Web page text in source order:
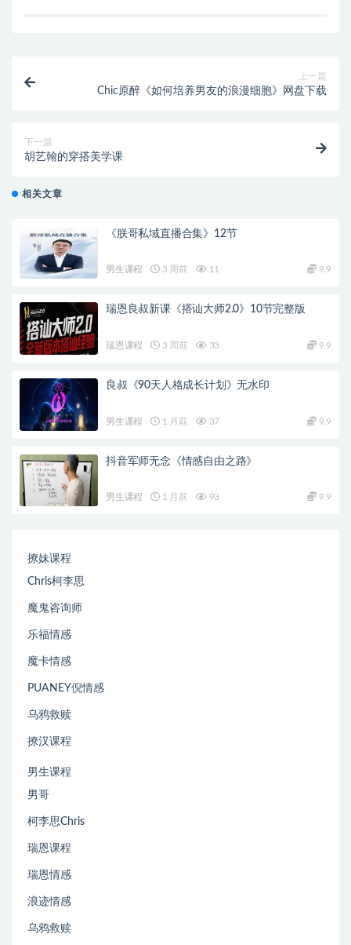
上一篇
Chic原醉《如何培养男友的浪漫细胞》网盘下载
下一篇
胡艺翰的穿搭美学课
相关文章
《朕哥私域直播合集》12节
男生课程 3 周前 11 9.9
瑞恩良叔新课《搭讪大师2.0》10节完整版
瑞恩课程 3 周前 33 9.9
良叔《90天人格成长计划》无水印
男生课程 1 月前 37 9.9
抖音军师无念《情感自由之路》
男生课程 1 月前 93 9.9
撩妹课程
Chris柯李思
魔鬼咨询师
乐福情感
魔卡情感
PUANEY倪情感
乌鸦救赎
撩汉课程
男生课程
男哥
柯李思Chris
瑞恩课程
瑞恩情感
浪迹情感
乌鸦救赎